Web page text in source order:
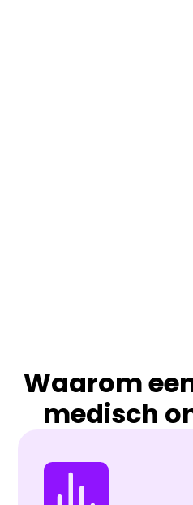
Waarom
medisch